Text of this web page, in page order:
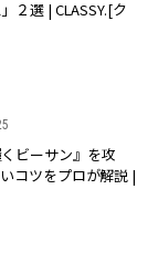
２選 | CLASSY.[ク
ビーサン』を攻
コツをプロが解説 |